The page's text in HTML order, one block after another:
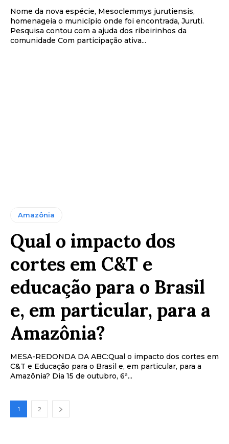
Nome da nova espécie, Mesoclemmys jurutiensis,
homenageia o município onde foi encontrada, Juruti.
Pesquisa contou com a ajuda dos ribeirinhos da
comunidade Com participação ativa...
Amazônia
Qual o impacto dos
cortes em C&T e
educação para o Brasil
e, em particular, para a
Amazônia?
MESA-REDONDA DA ABC:Qual o impacto dos cortes em
C&T e Educação para o Brasil e, em particular, para a
Amazônia? Dia 15 de outubro, 6ª...
1 2